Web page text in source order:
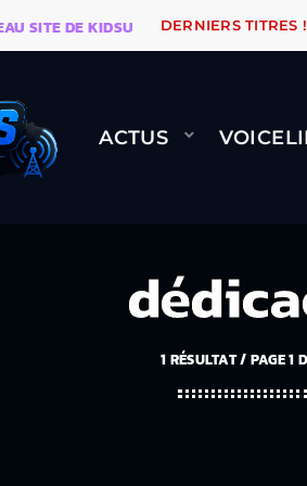
DE KIDSUNE WARÉTRO
DERNIERS TITRES !
ACTUS
1 RÉSULTAT / PAGE 1